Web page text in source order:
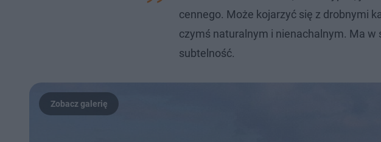
cennego. Może kojarzyć się z drobnymi
czymś naturalnym i nienachalnym. Ma w
subtelność.